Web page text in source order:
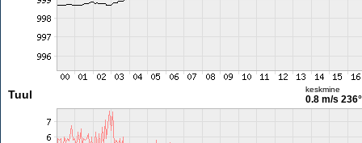
Tuul keskmine
0.8 m/s 236°